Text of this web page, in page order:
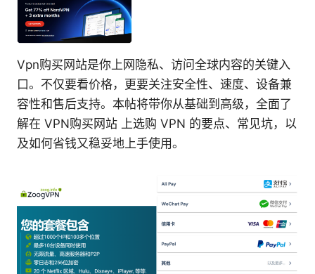
Vpn购买网站是你上网隐私、访问全球内容的关键入
口。不仅要看价格，更要关注安全性、速度、设备兼
容性和售后支持。本帖将带你从基础到高级，全面了
解在 VPN购买网站 上选购 VPN 的要点、常见坑，以
及如何省钱又稳妥地上手使用。